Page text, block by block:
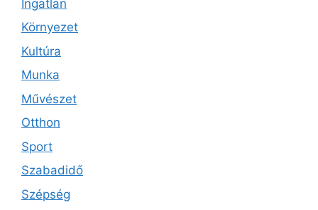
Ingatlan
Környezet
Kultúra
Munka
Művészet
Otthon
Sport
Szabadidő
Szépség